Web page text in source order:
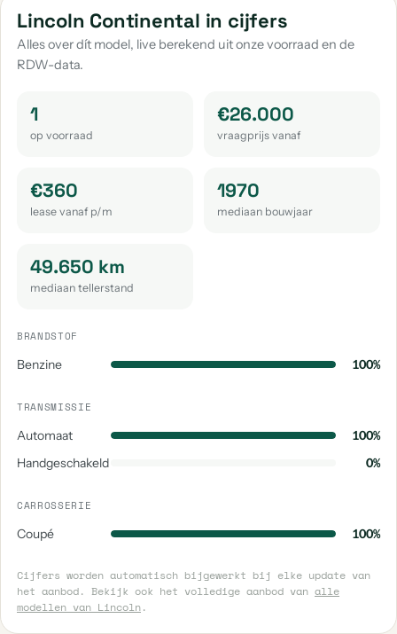
Lincoln Continental in cijfers
Alles over dít model, live berekend uit onze voorraad en de
RDW-data.
1
op voorraad
€26.000
vraagprijs vanaf
€360
lease vanaf p/m
1970
mediaan bouwjaar
49.650 km
mediaan tellerstand
BRANDSTOF
Benzine 100%
TRANSMISSIE
Automaat
100%
Handgeschakeld
0%
CARROSSERIE
Coupé 100%
Cijfers worden automatisch bijgewerkt bij elke update van
het aanbod. Bekijk ook het volledige aanbod van alle
modellen van Lincoln.